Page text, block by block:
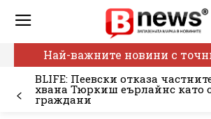
Най-важните новини с
BLIFE: Пеевски отказа
хвана Тюркиш еърлайнс като
граждани